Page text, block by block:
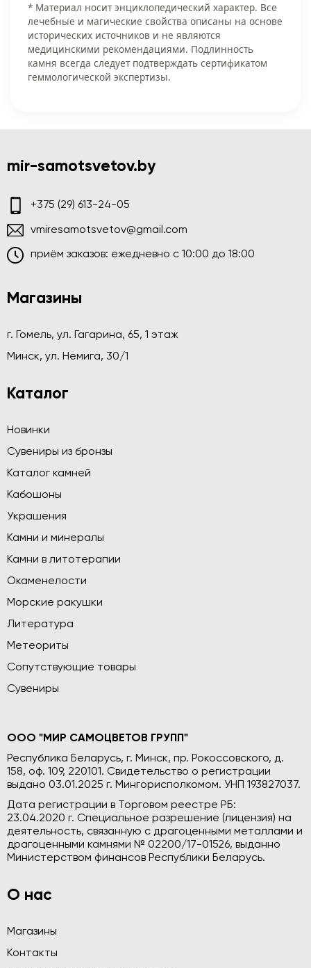
* Материал носит энциклопедический характер. Все
лечебные и магические свойства описаны на основе
исторических источников и не являются
медицинскими рекомендациями. Подлинность
камня всегда следует подтверждать сертификатом
геммологической экспертизы.
mir-samotsvetov.by
+375 (29) 613-24-05
vmiresamotsvetov@gmail.com
приём заказов: ежедневно c 10:00 до 18:00
Магазины
г. Гомель, ул. Гагарина, 65, 1 этаж
Минск, ул. Немига, 30/1
Каталог
Новинки
Сувениры из бронзы
Каталог камней
Кабошоны
Украшения
Камни и минералы
Камни в литотерапии
Окаменелости
Морские ракушки
Литература
Метеориты
Сопутствующие товары
Сувениры
ООО "МИР САМОЦВЕТОВ ГРУПП"
Республика Беларусь, г. Минск, пр. Рокоссовского, д.
158, оф. 109, 220101. Свидетельство о регистрации
выдано 03.01.2025 г. Мингорисполкомом. УНП 193827037.
Дата регистрации в Торговом реестре РБ:
23.04.2020 г. Специальное разрешение (лицензия) на
деятельность, связанную с драгоценными металлами и
драгоценными камнями № 02200/17-01526, выданно
Министерством финансов Республики Беларусь.
О нас
Магазины
Контакты